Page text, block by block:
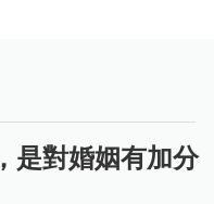
是對婚姻有加分